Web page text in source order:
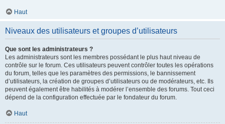
Haut
Niveaux des utilisateurs et groupes d’utilisateurs
Que sont les administrateurs ?
Les administrateurs sont les membres possédant le plus haut niveau de
contrôle sur le forum. Ces utilisateurs peuvent contrôler toutes les opérations
du forum, telles que les paramètres des permissions, le bannissement
d’utilisateurs, la création de groupes d’utilisateurs ou de modérateurs, etc. Ils
peuvent également être habilités à modérer l’ensemble des forums. Tout ceci
dépend de la configuration effectuée par le fondateur du forum.
Haut